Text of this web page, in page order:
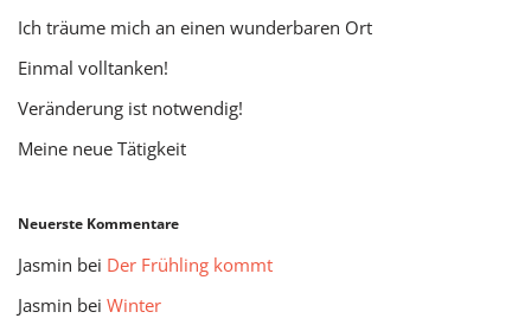
Ich träume mich an einen wunderbaren Ort
Einmal volltanken!
Veränderung ist notwendig!
Meine neue Tätigkeit
Neuerste Kommentare
Jasmin bei Der Frühling kommt
Jasmin bei Winter